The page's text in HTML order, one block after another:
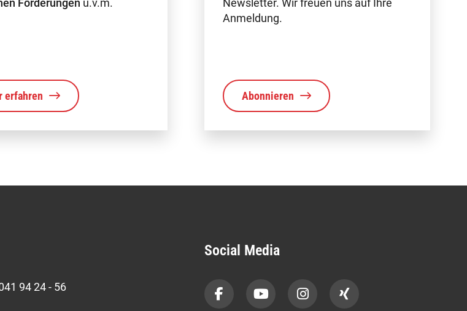
Förderungen u.v.m.
erfahren
Newsletter. Wir freuen uns auf Ihre
Anmeldung.
Abonnieren
94 24 - 56
Social Media